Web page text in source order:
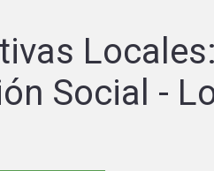
Social -